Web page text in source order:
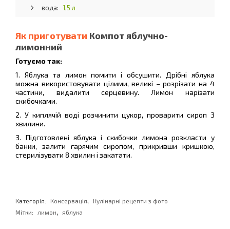
вода: 1,5 л
Як приготувати Компот яблучно-
лимонний
Готуємо так:
1. Яблука та лимон помити і обсушити. Дрібні яблука
можна використовувати цілими, великі – розрізати на 4
частини, видалити серцевину. Лимон нарізати
скибочками.
2. У киплячій воді розчинити цукор, проварити сироп 3
хвилини.
3. Підготовлені яблука і скибочки лимона розкласти у
банки, залити гарячим сиропом, прикривши кришкою,
стерилізувати 8 хвилин і закатати.
Категорія: Консервація,
Кулінарні рецепти з фото
Мітки:
лимон, яблука